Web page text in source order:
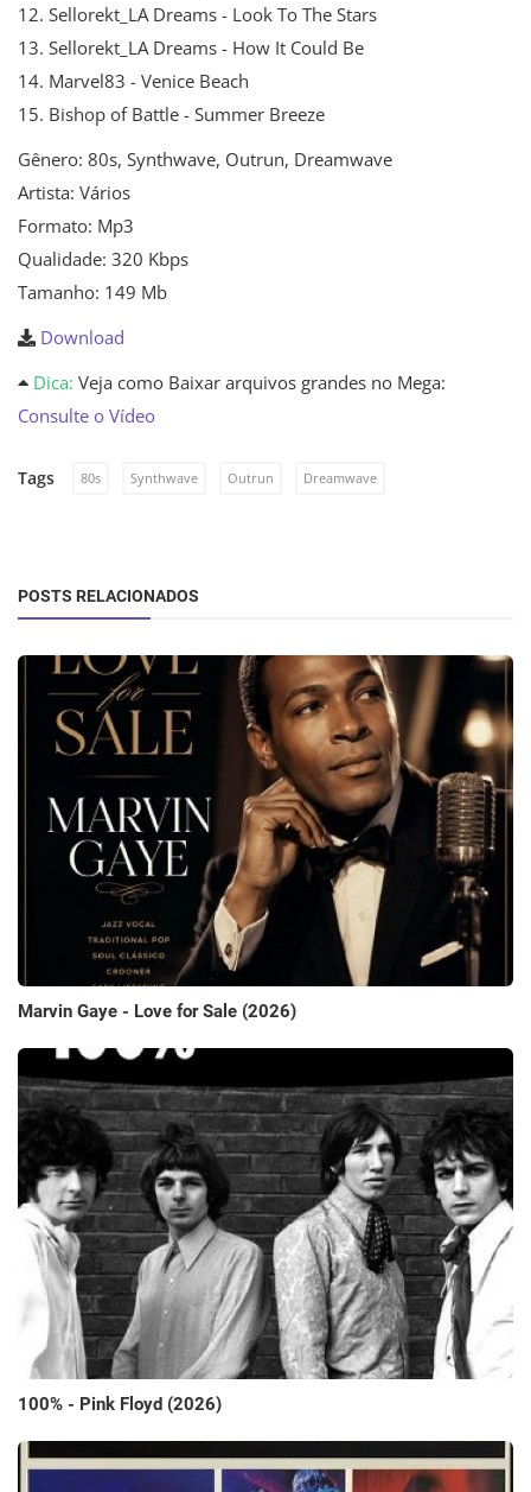
12. Sellorekt_LA Dreams - Look To The Stars
13. Sellorekt_LA Dreams - How It Could Be
14. Marvel83 - Venice Beach
15. Bishop of Battle - Summer Breeze
Gênero: 80s, Synthwave, Outrun, Dreamwave
Artista: Vários
Formato: Mp3
Qualidade: 320 Kbps
Tamanho: 149 Mb
Download
Dica: Veja como Baixar arquivos grandes no Mega:
Consulte o Vídeo
Tags 80s Synthwave Outrun Dreamwave
POSTS RELACIONADOS
Marvin Gaye - Love for Sale (2026)
100% - Pink Floyd (2026)